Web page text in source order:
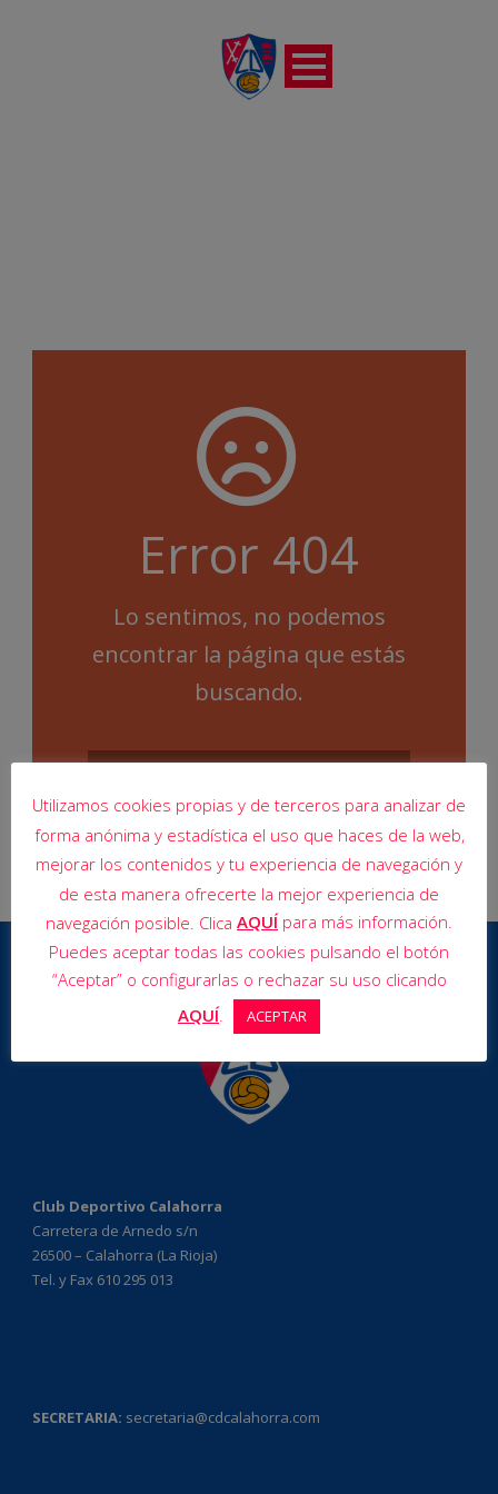
Error 404
Lo sentimos, no podemos
encontrar la página que estás
buscando.
Club Deportivo Calahorra
Carretera de Arnedo s/n
26500 – Calahorra (La Rioja)
Tel. y Fax 610 295 013
SECRETARIA: secretaria@cdcalahorra.com
Utilizamos cookies propias y de terceros para analizar de
forma anónima y estadística el uso que haces de la web,
mejorar los contenidos y tu experiencia de navegación y
de esta manera ofrecerte la mejor experiencia de
navegación posible. Clica AQUÍ para más información.
Puedes aceptar todas las cookies pulsando el botón
“Aceptar” o configurarlas o rechazar su uso clicando
AQUÍ. ACEPTAR